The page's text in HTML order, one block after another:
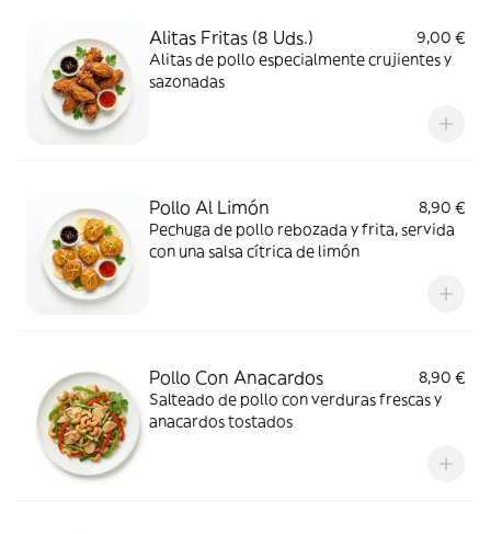
Alitas Fritas (8 Uds.)
9,00 €
Alitas de pollo especialmente crujientes y
sazonadas
Pollo Al Limón
8,90 €
Pechuga de pollo rebozada y frita, servida
con una salsa cítrica de limón
Pollo Con Anacardos
8,90 €
Salteado de pollo con verduras frescas y
anacardos tostados